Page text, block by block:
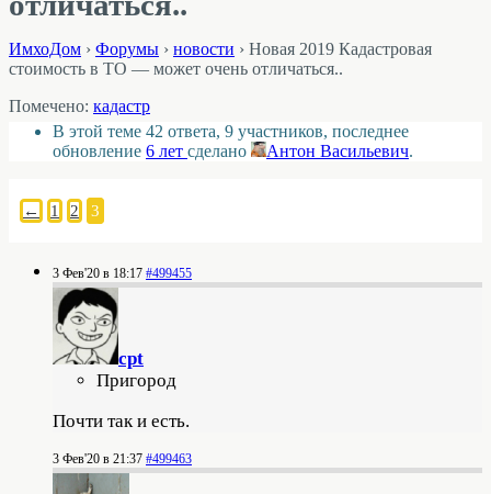
ИмхоДом › Форумы › новости › Новая 2019 Кадастровая
стоимость в ТО — может очень отличаться..
Помечено: кадастр
В этой теме 42 ответа, 9 участников, последнее
обновление 6 лет сделано Антон Васильевич.
← 1 2 3
3 Фев'20 в 18:17 #499455
cpt
Пригород
Почти так и есть.
3 Фев'20 в 21:37 #499463